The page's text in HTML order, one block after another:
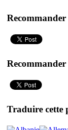
Recommander
Recommander
Traduire cette